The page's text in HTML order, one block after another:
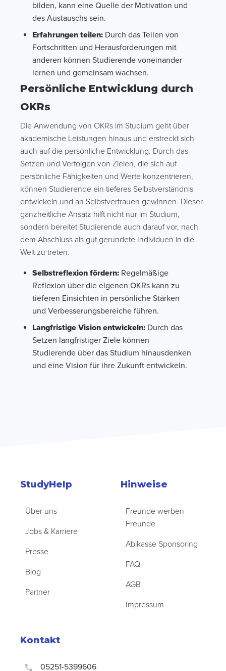
bilden, kann eine Quelle der Motivation und
des Austauschs sein.
Erfahrungen teilen: Durch das Teilen von
Fortschritten und Herausforderungen mit
anderen können Studierende voneinander
lernen und gemeinsam wachsen.
Persönliche Entwicklung durch
OKRs
Die Anwendung von OKRs im Studium geht über
akademische Leistungen hinaus und erstreckt sich
auch auf die persönliche Entwicklung. Durch das
Setzen und Verfolgen von Zielen, die sich auf
persönliche Fähigkeiten und Werte konzentrieren,
können Studierende ein tieferes Selbstverständnis
entwickeln und an Selbstvertrauen gewinnen. Dieser
ganzheitliche Ansatz hilft nicht nur im Studium,
sondern bereitet Studierende auch darauf vor, nach
dem Abschluss als gut gerundete Individuen in die
Welt zu treten.
Selbstreflexion fördern: Regelmäßige
Reflexion über die eigenen OKRs kann zu
tieferen Einsichten in persönliche Stärken
und Verbesserungsbereiche führen.
Langfristige Vision entwickeln: Durch das
Setzen langfristiger Ziele können
Studierende über das Studium hinausdenken
und eine Vision für ihre Zukunft entwickeln.
StudyHelp
Über uns
Jobs & Karriere
Presse
Blog
Partner
Hinweise
Freunde werben
Freunde
Abikasse Sponsoring
FAQ
AGB
Impressum
Kontakt
05251-5399606